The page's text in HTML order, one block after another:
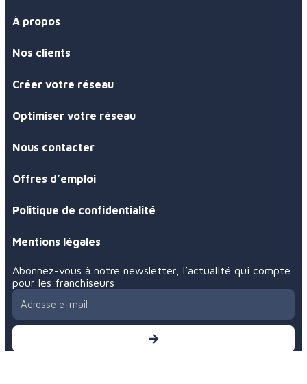
À propos
Nos clients
Créer votre réseau
Optimiser votre réseau
Nous contacter
Offres d’emploi
Politique de confidentialité
Mentions légales
Abonnez-vous à notre newsletter, l’actualité qui compte
pour les franchiseurs